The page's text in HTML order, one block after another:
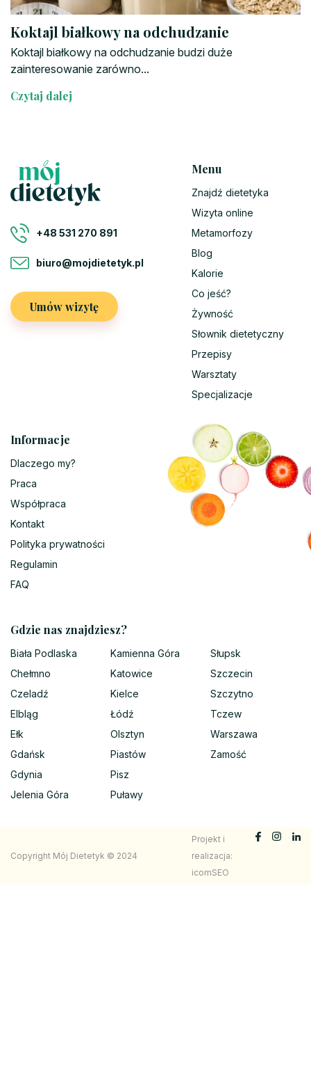
Koktajl białkowy na odchudzanie
Koktajl białkowy na odchudzanie budzi duże
zainteresowanie zarówno...
Czytaj dalej
+48 531 270 891
biuro@mojdietetyk.pl
Umów wizytę
Menu
Znajdź dietetyka
Wizyta online
Metamorfozy
Blog
Kalorie
Co jeść?
Żywność
Słownik dietetyczny
Przepisy
Warsztaty
Specjalizacje
Informacje
Dlaczego my?
Praca
Współpraca
Kontakt
Polityka prywatności
Regulamin
FAQ
Gdzie nas znajdziesz?
Biała Podlaska
Chełmno
Czeladź
Elbląg
Ełk
Gdańsk
Gdynia
Jelenia Góra
Kamienna Góra
Katowice
Kielce
Łódź
Olsztyn
Piastów
Pisz
Puławy
Słupsk
Szczecin
Szczytno
Tczew
Warszawa
Zamość
Copyright Mój Dietetyk © 2024
Projekt i
realizacja:
icomSEO